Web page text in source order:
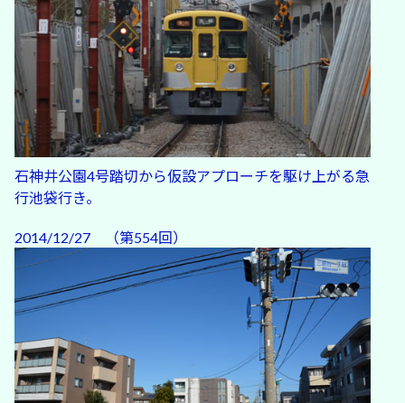
石神井公園4号踏切から仮設アプローチを駆け上がる急
行池袋行き。
2014/12/27 （第554回）